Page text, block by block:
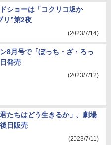
ショーは「コクリコ坂か
リ”第2夜
(2023/7/14)
8月号で「ぼっち・ざ・ろっ
発売
(2023/7/12)
たちはどう生きるか」、劇場
日販売
(2023/7/11)